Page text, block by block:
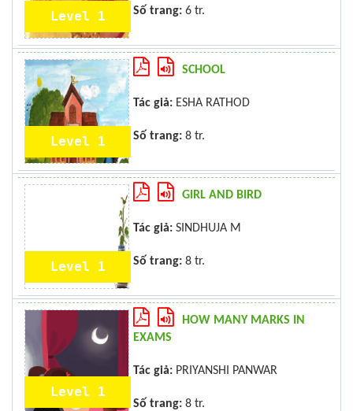
Level 1 Số trang: 6 tr.
Level 1
SCHOOL
Tác giả: ESHA RATHOD
Số trang: 8 tr.
Level 1
GIRL AND BIRD
Tác giả: SINDHUJA M
Số trang: 8 tr.
Level 1
HOW MANY MARKS IN
EXAMS
Tác giả: PRIYANSHI PANWAR
Số trang: 8 tr.